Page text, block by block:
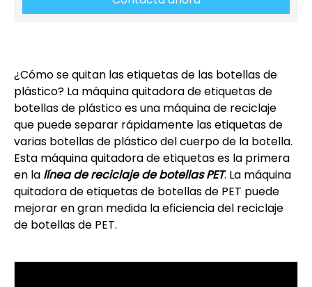
¿Cómo se quitan las etiquetas de las botellas de
plástico? La máquina quitadora de etiquetas de
botellas de plástico es una máquina de reciclaje
que puede separar rápidamente las etiquetas de
varias botellas de plástico del cuerpo de la botella.
Esta máquina quitadora de etiquetas es la primera
en la línea de reciclaje de botellas PET. La máquina
quitadora de etiquetas de botellas de PET puede
mejorar en gran medida la eficiencia del reciclaje
de botellas de PET.